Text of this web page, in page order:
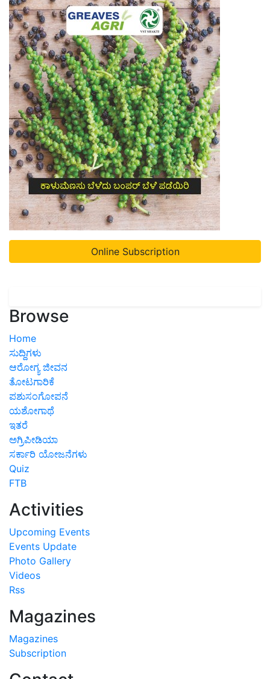
Online Subscription
Browse
Home
ಸುದ್ದಿಗಳು
ಆರೋಗ್ಯ ಜೀವನ
ತೋಟಗಾರಿಕೆ
ಪಶುಸಂಗೋಪನೆ
ಯಶೋಗಾಥೆ
ಇತರೆ
ಅಗ್ರಿಪೀಡಿಯಾ
ಸರ್ಕಾರಿ ಯೋಜನೆಗಳು
Quiz
FTB
Activities
Upcoming Events
Events Update
Photo Gallery
Videos
Rss
Magazines
Magazines
Subscription